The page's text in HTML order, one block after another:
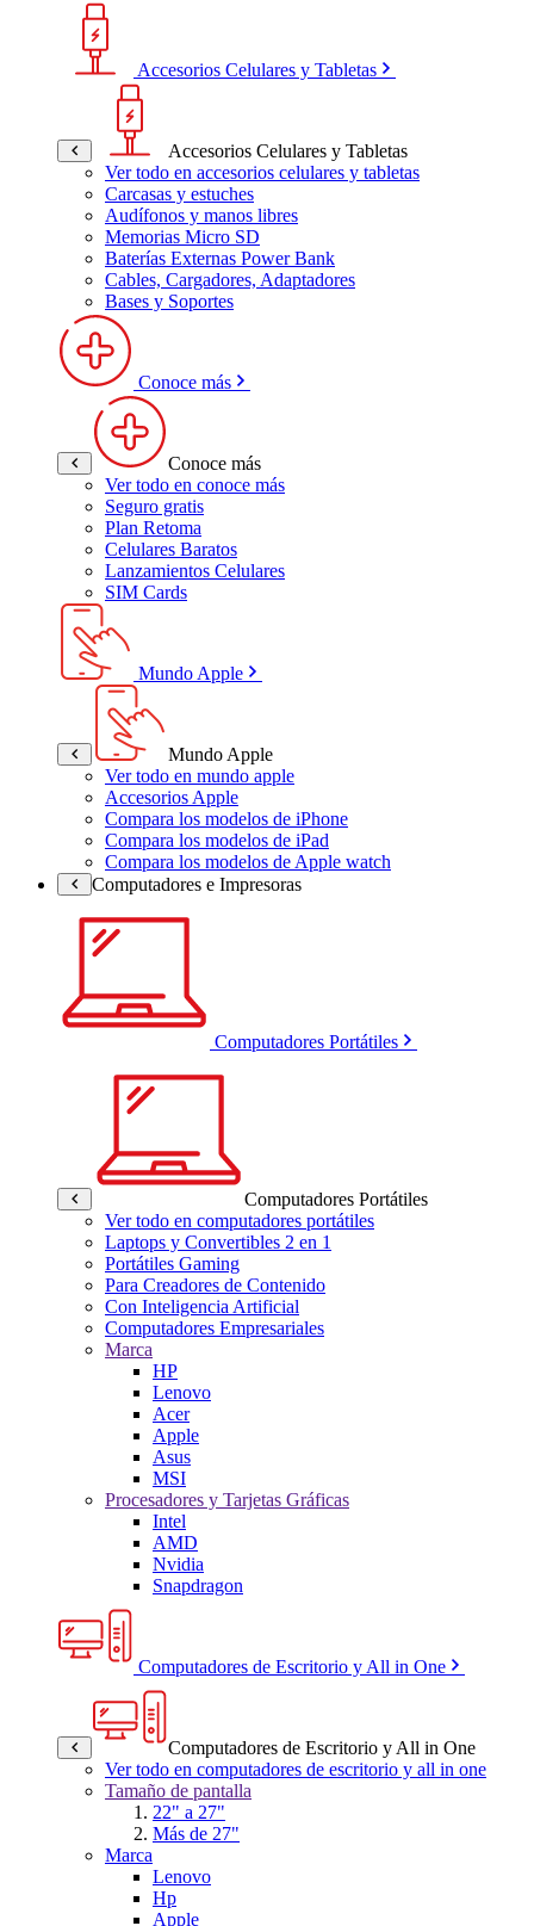
Accesorios Celulares y Tabletas
Accesorios Celulares y Tabletas
Ver todo en accesorios celulares y tabletas
Carcasas y estuches
Audífonos y manos libres
Memorias Micro SD
Baterías Externas Power Bank
Cables, Cargadores, Adaptadores
Bases y Soportes
Conoce más
Conoce más
Ver todo en conoce más
Seguro gratis
Plan Retoma
Celulares Baratos
Lanzamientos Celulares
SIM Cards
Mundo Apple
Mundo Apple
Ver todo en mundo apple
Accesorios Apple
Compara los modelos de iPhone
Compara los modelos de iPad
Compara los modelos de Apple watch
Computadores e Impresoras
Computadores Portátiles
Computadores Portátiles
Ver todo en computadores portátiles
Laptops y Convertibles 2 en 1
Portátiles Gaming
Para Creadores de Contenido
Con Inteligencia Artificial
Computadores Empresariales
Marca
HP
Lenovo
Acer
Apple
Asus
MSI
Procesadores y Tarjetas Gráficas
Intel
AMD
Nvidia
Snapdragon
Computadores de Escritorio y All in One
Computadores de Escritorio y All in One
Ver todo en computadores de escritorio y all in one
Tamaño de pantalla
22" a 27"
Más de 27"
Marca
Lenovo
Hp
Apple